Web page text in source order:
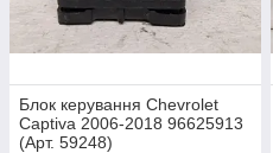
Блок керування Chevrolet
Captiva 2006-2018 96625913
(Арт. 59248)